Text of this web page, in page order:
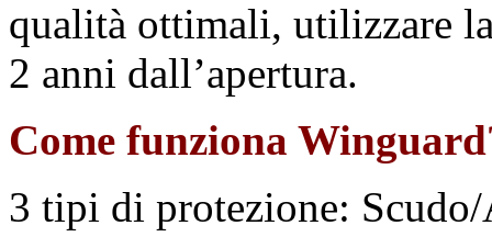
qualità ottimali, utilizzare
2 anni dall’apertura.
Come funziona
3 tipi di protezione: